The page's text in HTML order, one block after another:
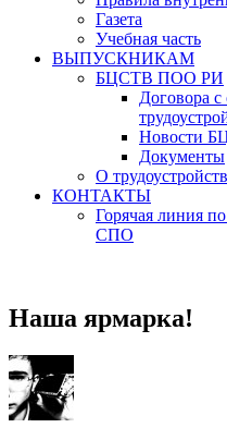
Газета
Учебная часть
ВЫПУСКНИКАМ
БЦСТВ ПОО РИ
Договора
Новости
Документы
О
КОНТАКТЫ
Горячая линия
СПО
Наша ярмарка!